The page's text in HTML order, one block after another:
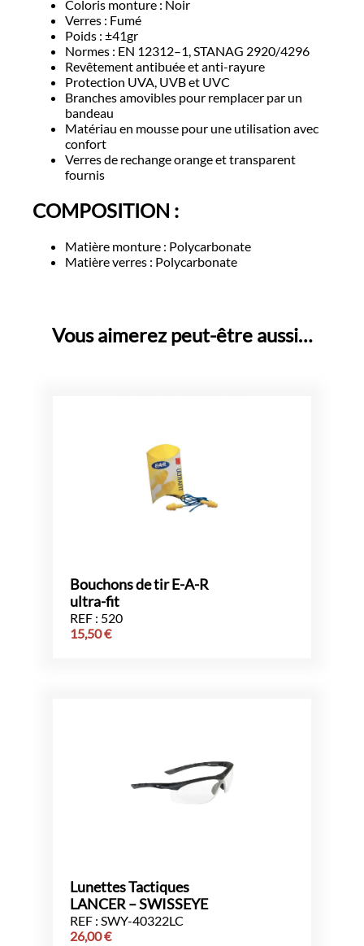
Coloris monture : Noir
Verres : Fumé
Poids : ±41gr
Normes : EN 12312–1, STANAG 2920/4296
Revêtement antibuée et anti-rayure
Protection UVA, UVB et UVC
Branches amovibles pour remplacer par un
bandeau
Matériau en mousse pour une utilisation avec
confort
Verres de rechange orange et transparent
fournis
COMPOSITION :
Matière monture : Polycarbonate
Matière verres : Polycarbonate
Vous aimerez peut-être aussi…
Bouchons de tir E-A-R
ultra-fit
REF : 520
15,50€
Lunettes Tactiques
LANCER – SWISSEYE
REF : SWY-40322LC
26,00€